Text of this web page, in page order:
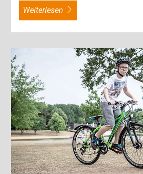
weiterlesen